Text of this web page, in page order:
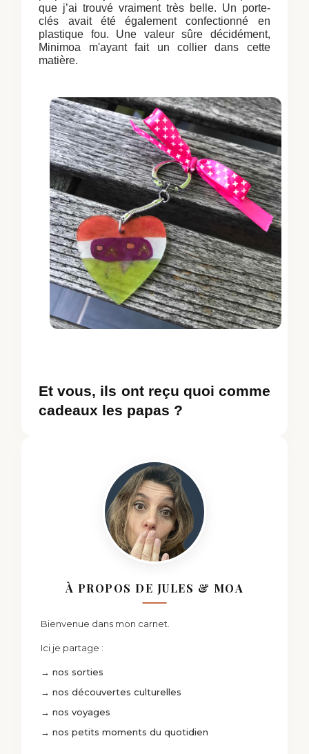
que j’ai trouvé vraiment très belle. Un porte-
clés avait été également confectionné en
plastique fou. Une valeur sûre décidément,
Minimoa m'ayant fait un collier dans cette
matière.
Et vous, ils ont reçu quoi comme
cadeaux les papas ?
À PROPOS DE JULES & MOA
Bienvenue dans mon carnet.
Ici je partage :
→ nos sorties
→ nos découvertes culturelles
→ nos voyages
→ nos petits moments du quotidien